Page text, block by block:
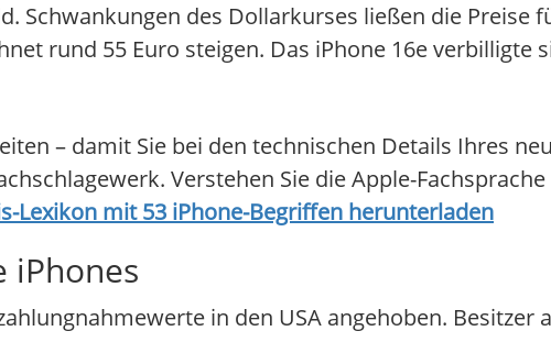
Schwankungen des Dollarkurses ließen die Preise
rund 55 Euro steigen. Das iPhone 16e verbilligte
– damit Sie bei den technischen Details Ihres
Verstehen Sie die Apple-
Lexikon mit 53 iPhone-Begriffen herunterladen
iPhones
in den USA angehoben. Besitzer